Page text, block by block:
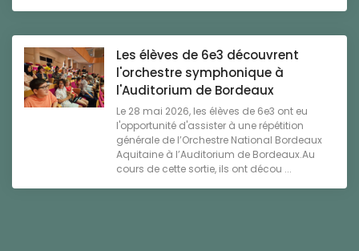
Les élèves de 6e3 découvrent
l'orchestre symphonique à
l'Auditorium de Bordeaux
Le 28 mai 2026, les élèves de 6e3 ont eu
l'opportunité d'assister à une répétition
générale de l’Orchestre National Bordeaux
Aquitaine à l’Auditorium de Bordeaux.Au
cours de cette sortie, ils ont décou ...